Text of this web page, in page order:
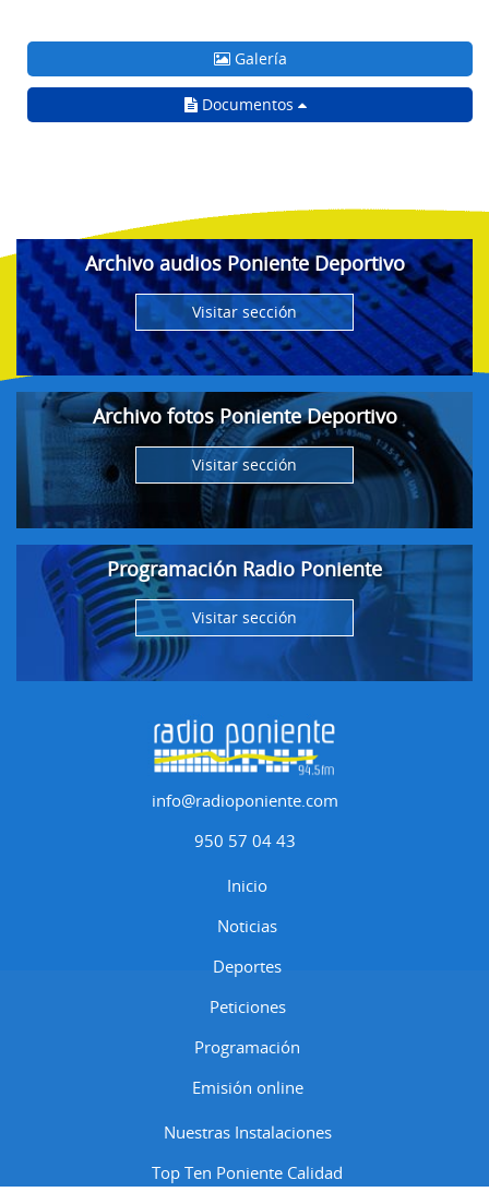
Galería
Documentos
Archivo audios Poniente Deportivo
Visitar sección
Archivo fotos Poniente Deportivo
Visitar sección
Programación Radio Poniente
Visitar sección
info@radioponiente.com
950 57 04 43
Inicio
Noticias
Deportes
Peticiones
Programación
Emisión online
Nuestras Instalaciones
Top Ten Poniente Calidad